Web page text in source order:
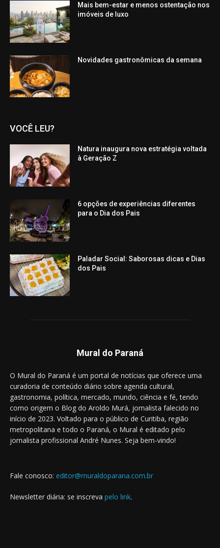
Mais bem-estar e menos ostentação nos
imóveis de luxo
Novidades gastronômicas da semana
VOCÊ LEU?
Natura inaugura nova estratégia voltada
à Geração Z
6 opções de experiências diferentes
para o Dia dos Pais
Paladar Social: Saborosas dicas e Dias
dos Pais
Mural do Paraná
O Mural do Paraná é um portal de notícias que oferece uma
curadoria de conteúdo diário sobre agenda cultural,
gastronomia, política, mercado, mundo, ciência e fé, tendo
como origem o Blog do Aroldo Murá, jornalista falecido no
início de 2023. Voltado para o público de Curitiba, região
metropolitana e todo o Paraná, o Mural é editado pelo
jornalista profissional André Nunes. Seja bem-vindo!
Fale conosco: editor@muraldoparana.com.br
Newsletter diária: se inscreva pelo link.